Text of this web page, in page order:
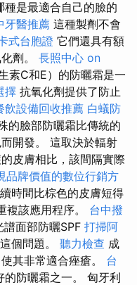
是最適合自己的臉的
牙醫推薦 這種製劑不會
式台胞證 它們還具有額
劑。 長照中心 on
素C和E）的防曬霜是一
擇 抗氧化劑提供了防止
飲設備回收推薦 白蟻防
的臉部防曬霜比傳統的
開發。 這取決於輻射
皮膚相比，該間隔實際
品牌價值的數位行銷方
時間比棕色的皮膚短得
複該應用程序。 台中撥
面部防曬SPF 打掃阿
個問題。 聽力檢查 成
其非常適合痤瘡。 台
防曬霜之一。 匈牙利